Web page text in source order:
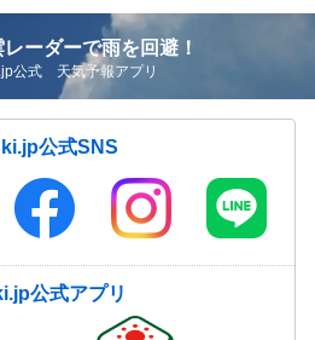
ーダーで雨を回避！
公式 天気予報アプリ
公式SNS
公式アプリ